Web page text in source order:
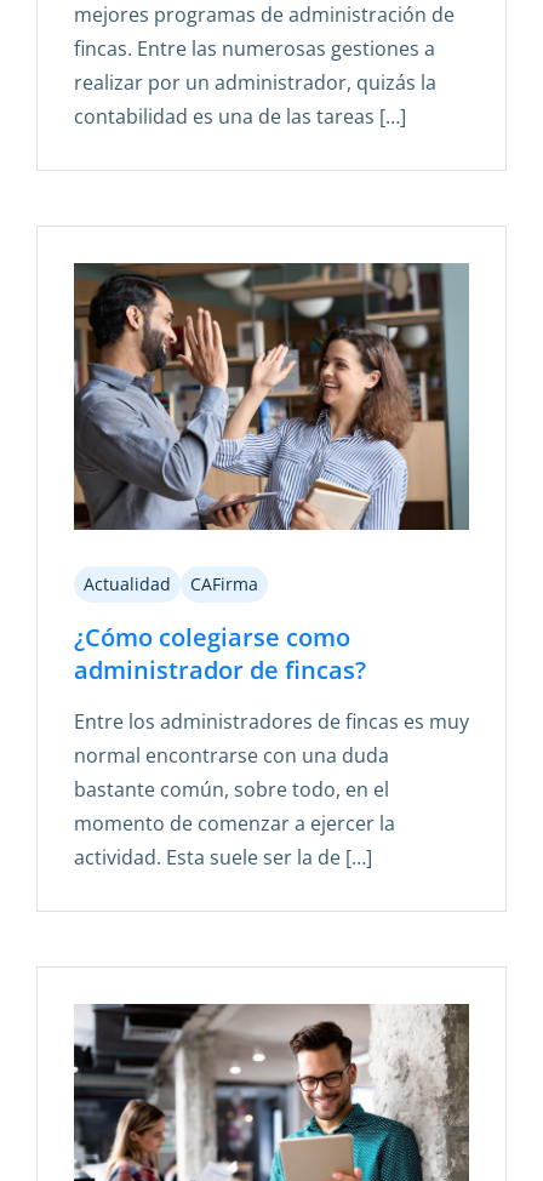
mejores programas de administración de
fincas. Entre las numerosas gestiones a
realizar por un administrador, quizás la
contabilidad es una de las tareas […]
Actualidad CAFirma
¿Cómo colegiarse como
administrador de fincas?
Entre los administradores de fincas es muy
normal encontrarse con una duda
bastante común, sobre todo, en el
momento de comenzar a ejercer la
actividad. Esta suele ser la de […]